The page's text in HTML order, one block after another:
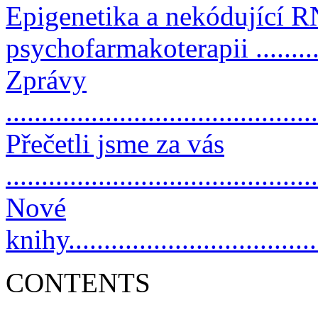
Epigenetika a nekódující
psychofarmakoterapii
Zprávy
Přečetli jsme za vás
Nové
CONTENTS